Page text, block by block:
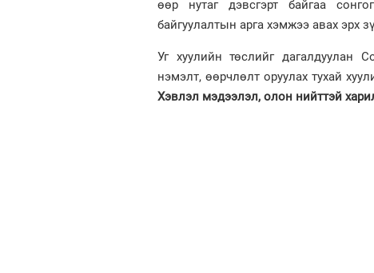
өөр нутаг дэвсгэрт байгаа
байгуулалтын арга хэмжээ авах эрх
Уг хуулийн төслийг дагалдуулан
нэмэлт, өөрчлөлт оруулах тухай
Хэвлэл мэдээлэл, олон нийттэй